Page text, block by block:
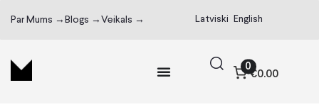
Par Mums → Blogs → Veikals → Latviski English
0
€0.00